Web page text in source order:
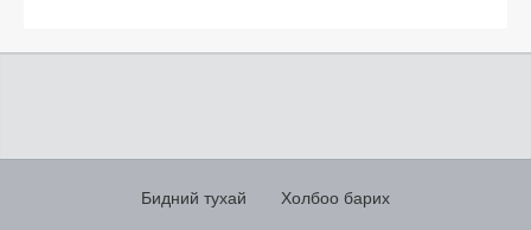
Бидний тухай Холбоо барих